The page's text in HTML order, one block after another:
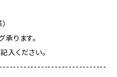
ります。
入ください。